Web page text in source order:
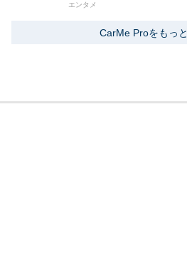
エンタメ
CarMe Proをもっ